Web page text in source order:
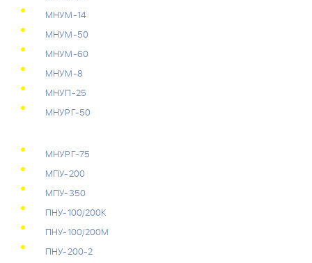
МНУМ-14
МНУМ-50
МНУМ-60
МНУМ-8
МНУП-25
МНУРГ-50
МНУРГ-75
МПУ-200
МПУ-350
ПНУ-100/200К
ПНУ-100/200М
ПНУ-200-2